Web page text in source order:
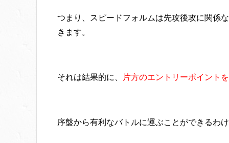
つまり、スピードフォルムは先攻後攻に関係
きます。
それは結果的に、 片方のエントリーポイント
序盤から有利なバトルに運ぶことができるわ